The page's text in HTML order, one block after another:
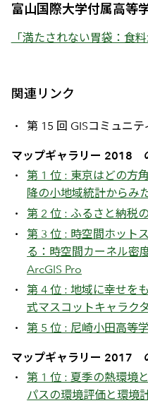
富山国際大学付属高等
「満たされない胃袋：食
関連リンク
第 15 回 GISコミュニ
マップギャラリー 2018
第 1 位 : 東京はどの方
降の小地域統計からみ
第 2 位 : ふるさと納税
第 3 位 : 時空間ホット
る：時空間カーネル密
ArcGIS Pro
第 4 位 : 地域に幸せを
式マスコットキャラク
第 5 位 : 尼崎小田高等
マップギャラリー 2017
第 1 位 : 夏季の熱環境
パスの環境評価と環境